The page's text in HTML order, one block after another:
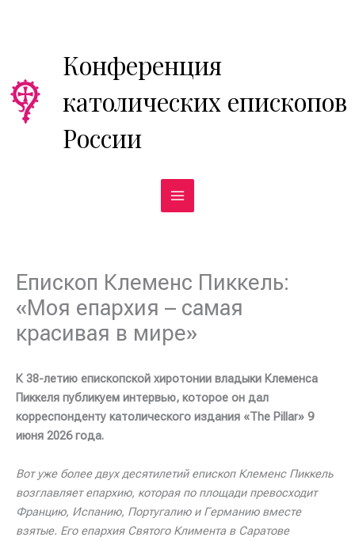
Конференция
католических епископов
России
Епископ Клеменс Пиккель:
«Моя епархия – самая
красивая в мире»
К 38-летию епископской хиротонии владыки Клеменса
Пиккеля публикуем интервью, которое он дал
корреспонденту католического издания «The Pillar» 9
июня 2026 года.
Вот уже более двух десятилетий епископ Клеменс Пиккель
возглавляет епархию, которая по площади превосходит
Францию, Испанию, Португалию и Германию вместе
взятые. Его епархия Святого Климента в Саратове